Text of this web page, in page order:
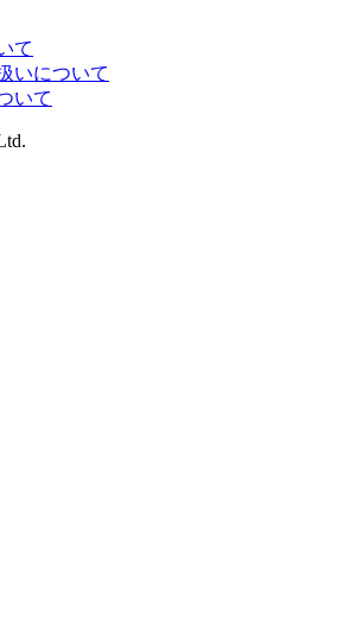
て
いについて
いて